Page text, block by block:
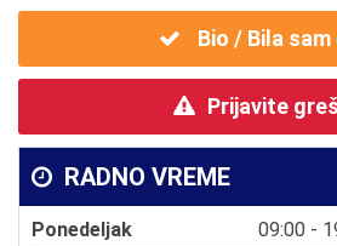
Bio / Bila sam
Prijavite
RADNO VREME
Ponedeljak
09:00 -